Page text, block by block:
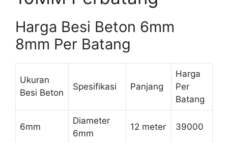
Harga Besi Beton 6mm
8mm Per Batang
Ukuran
Besi Beton
Spesifikasi Panjang
Harga
Per
Batang
6mm
Diameter
6mm
12 meter 39000